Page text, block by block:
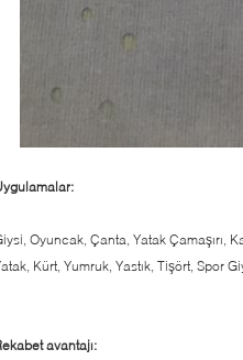
Oyuncak, Çanta, Yatak Çamaşırı,
Kürt, Yumruk, Yastık, Tişört, Spor
avantajı: